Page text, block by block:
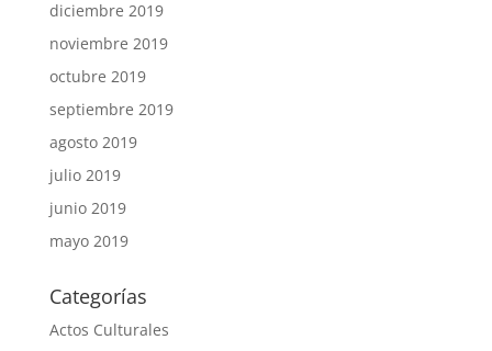
diciembre 2019
noviembre 2019
octubre 2019
septiembre 2019
agosto 2019
julio 2019
junio 2019
mayo 2019
Categorías
Actos Culturales